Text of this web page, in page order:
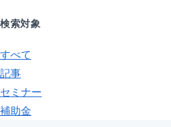
検索対象
すべて
記事
セミナー
補助金